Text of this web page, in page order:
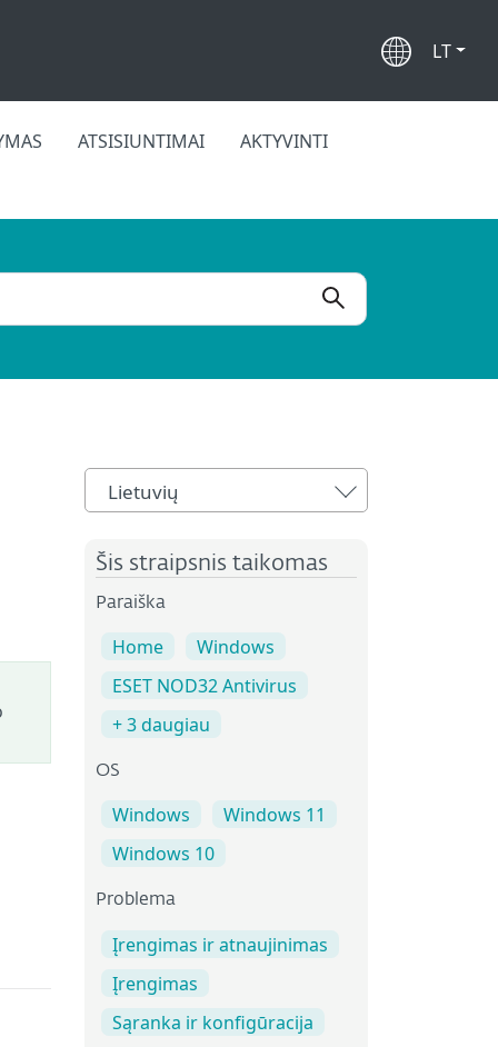
LT
ATSISIUNTIMAI
AKTYVINTI
Lietuvių
Šis straipsnis taikomas
Paraiška
Home
Windows
ESET NOD32 Antivirus
+ 3 daugiau
OS
Windows
Windows 11
Windows 10
Problema
Įrengimas ir atnaujinimas
Įrengimas
Sąranka ir konfigūracija